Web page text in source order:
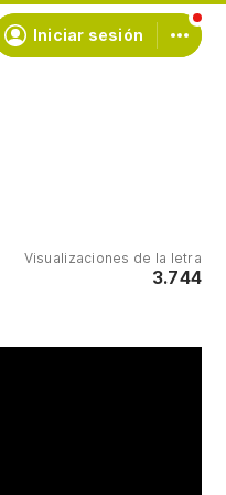
Iniciar sesión
Visualizaciones de la letra
3.744